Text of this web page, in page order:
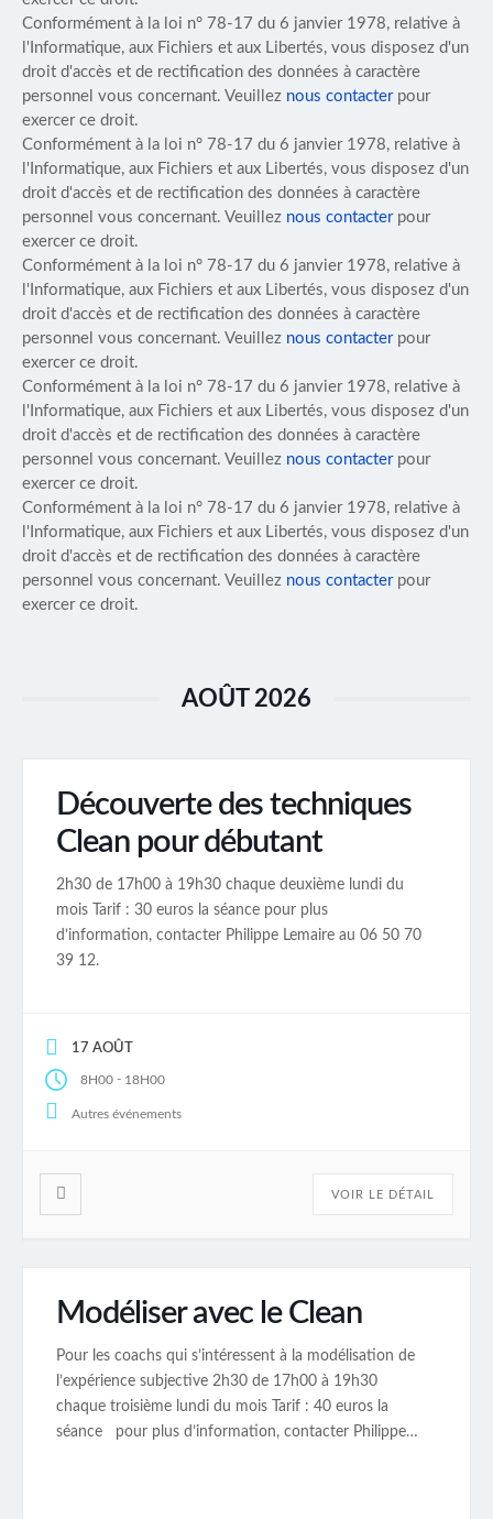
Conformément à la loi n° 78-17 du 6 janvier 1978, relative à
l'Informatique, aux Fichiers et aux Libertés, vous disposez d'un
droit d'accès et de rectification des données à caractère
personnel vous concernant. Veuillez nous contacterpour
exercer ce droit.
Conformément à la loi n° 78-17 du 6 janvier 1978, relative à
l'Informatique, aux Fichiers et aux Libertés, vous disposez d'un
droit d'accès et de rectification des données à caractère
personnel vous concernant. Veuillez nous contacterpour
exercer ce droit.
Conformément à la loi n° 78-17 du 6 janvier 1978, relative à
l'Informatique, aux Fichiers et aux Libertés, vous disposez d'un
droit d'accès et de rectification des données à caractère
personnel vous concernant. Veuillez nous contacterpour
exercer ce droit.
Conformément à la loi n° 78-17 du 6 janvier 1978, relative à
l'Informatique, aux Fichiers et aux Libertés, vous disposez d'un
droit d'accès et de rectification des données à caractère
personnel vous concernant. Veuillez nous contacterpour
exercer ce droit.
Conformément à la loi n° 78-17 du 6 janvier 1978, relative à
l'Informatique, aux Fichiers et aux Libertés, vous disposez d'un
droit d'accès et de rectification des données à caractère
personnel vous concernant. Veuillez nous contacterpour
exercer ce droit.
AOÛT 2026
Découverte des techniques
Clean pour débutant
2h30 de 17h00 à 19h30 chaque deuxième lundi du
mois Tarif : 30 euros la séance pour plus
d’information, contacter Philippe Lemaire au 06 50 70
39 12.
17 AOÛT
8H00 - 18H00
Autres événements
VOIR LE DÉTAIL
Modéliser avec le Clean
Pour les coachs qui s’intéressent à la modélisation de
l’expérience subjective 2h30 de 17h00 à 19h30
chaque troisième lundi du mois Tarif : 40 euros la
séance pour plus d’information, contacter Philippe